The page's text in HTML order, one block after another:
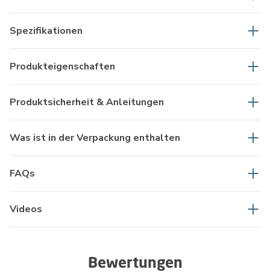
Spezifikationen
Produkteigenschaften
Produktsicherheit & Anleitungen
Was ist in der Verpackung enthalten
FAQs
Videos
Bewertungen